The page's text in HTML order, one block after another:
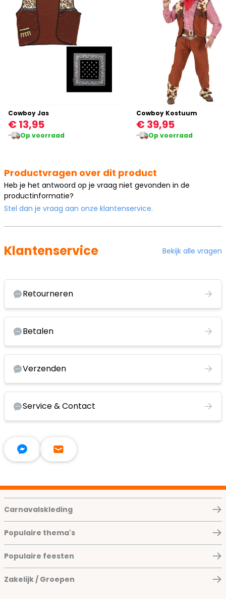
Cowboy Jas
€ 13,95
Op voorraad
Cowboy Kostuum
€ 39,95
Op voorraad
Productvragen over dit product
Heb je het antwoord op je vraag niet gevonden in de
productinformatie?
Stel dan je vraag aan onze klantenservice.
Klantenservice Bekijk alle vragen
Retourneren
Betalen
Verzenden
Service & Contact
Carnavalskleding
Populaire thema's
Populaire feesten
Zakelijk / Groepen